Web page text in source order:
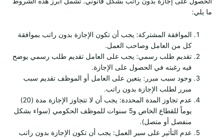
ما يلي:
الموافقة المشتركة: يجب أن تكون الإجازة بدون راتب بموافقة
كل من العامل وصاحب العمل.
تقديم طلب رسمي: يجب على العامل تقديم طلب رسمي يوضح
فيه رغبته في الحصول على الإجازة.
وجود سبب مبرر: يتعين على العامل أو الموظف تقديم سبب
مبرر لطلب الإجازة بدون راتب.
عدم تجاوز المدة المحددة: يجب أن لا تتجاوز الإجازة مدة (20)
يوماً للقطاع الخاص و5 سنوات للموظف الحكومي (سواء بشكل
منفصل أو متصل).
عدم التأثير على سير العمل: يجب أن تكون الإجازة بدون راتب